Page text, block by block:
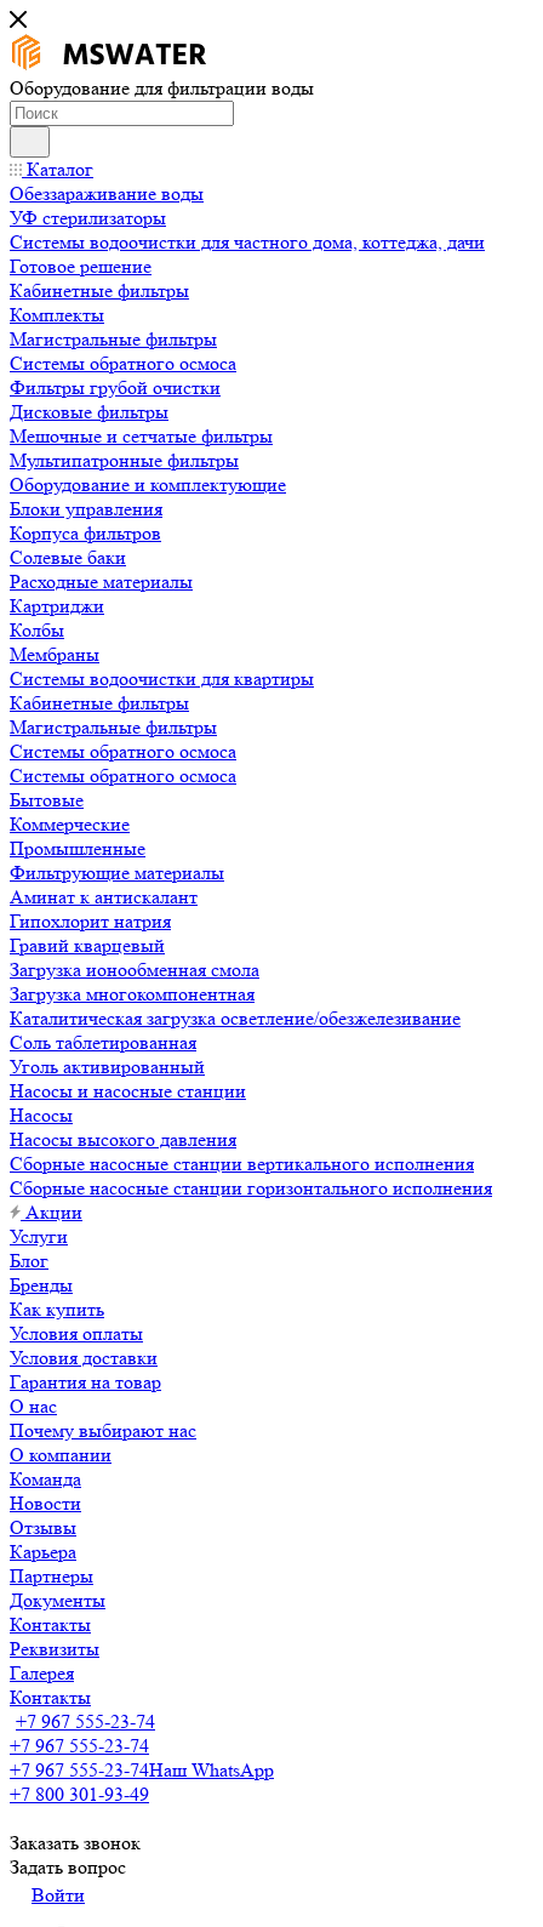
Оборудование для фильтрации воды
Каталог
Обеззараживание воды
УФ стерилизаторы
Системы водоочистки для частного дома, коттеджа, дачи
Готовое решение
Кабинетные фильтры
Комплекты
Магистральные фильтры
Системы обратного осмоса
Фильтры грубой очистки
Дисковые фильтры
Мешочные и сетчатые фильтры
Мультипатронные фильтры
Оборудование и комплектующие
Блоки управления
Корпуса фильтров
Солевые баки
Расходные материалы
Картриджи
Колбы
Мембраны
Системы водоочистки для квартиры
Кабинетные фильтры
Магистральные фильтры
Системы обратного осмоса
Системы обратного осмоса
Бытовые
Коммерческие
Промышленные
Фильтрующие материалы
Аминат к антискалант
Гипохлорит натрия
Гравий кварцевый
Загрузка ионообменная смола
Загрузка многокомпонентная
Каталитическая загрузка осветление/обезжелезивание
Соль таблетированная
Уголь активированный
Насосы и насосные станции
Насосы
Насосы высокого давления
Сборные насосные станции вертикального исполнения
Сборные насосные станции горизонтального исполнения
Акции
Услуги
Блог
Бренды
Как купить
Условия оплаты
Условия доставки
Гарантия на товар
О нас
Почему выбирают нас
О компании
Команда
Новости
Отзывы
Карьера
Партнеры
Документы
Контакты
Реквизиты
Галерея
Контакты
+7 967 555-23-74
+7 967 555-23-74
+7 967 555-23-74Наш WhatsApp
+7 800 301-93-49
Заказать звонок
Задать вопрос
Войти